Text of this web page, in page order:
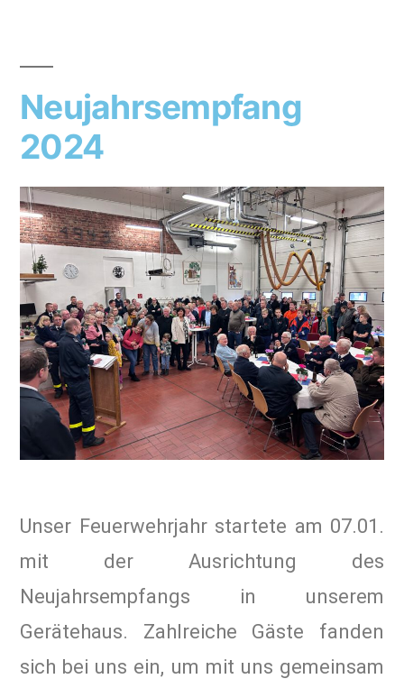
Neujahrsempfang
2024
Unser Feuerwehrjahr startete am 07.01.
mit der Ausrichtung des
Neujahrsempfangs in unserem
Gerätehaus. Zahlreiche Gäste fanden
sich bei uns ein, um mit uns gemeinsam